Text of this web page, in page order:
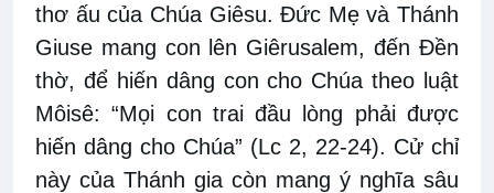
thơ ấu của Chúa Giêsu. Đức Mẹ và Thánh
Giuse mang con lên Giêrusalem, đến Đền
thờ, để hiến dâng con cho Chúa theo luật
Môisê: “Mọi con trai đầu lòng phải được
hiến dâng cho Chúa” (Lc 2, 22-24). Cử chỉ
này của Thánh gia còn mang ý nghĩa sâu